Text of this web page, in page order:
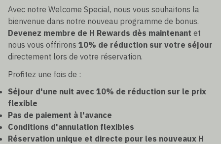
Avec notre Welcome Special, nous vous souhaitons la
bienvenue dans notre nouveau programme de bonus.
Devenez membre de H Rewards dès maintenant et
nous vous offrirons 10% de réduction sur votre séjour
directement lors de votre réservation.
Profitez une fois de :
Séjour d'une nuit avec 10% de réduction sur le prix
flexible
Pas de paiement à l'avance
Conditions d'annulation flexibles
Réservation unique et directe pour les nouveaux H